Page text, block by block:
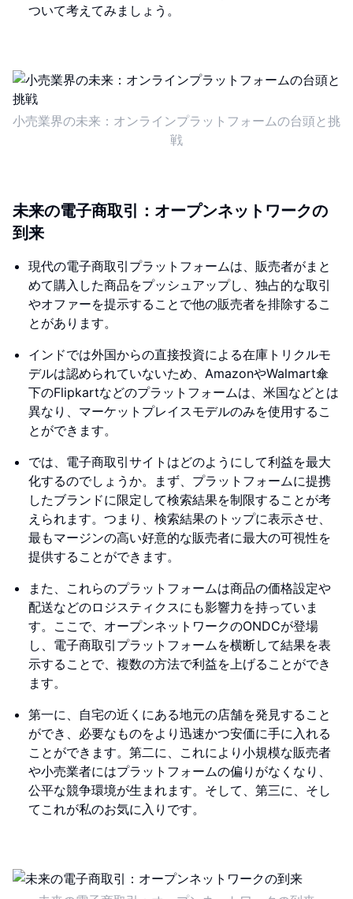
ついて考えてみましょう。
小売業界の未来：オンラインプラットフォームの台頭と挑
戦
未来の電子商取引：オープンネットワークの
到来
現代の電子商取引プラットフォームは、販売者がまと
めて購入した商品をプッシュアップし、独占的な取引
やオファーを提示することで他の販売者を排除するこ
とがあります。
インドでは外国からの直接投資による在庫トリクルモ
デルは認められていないため、AmazonやWalmart傘
下のFlipkartなどのプラットフォームは、米国などとは
異なり、マーケットプレイスモデルのみを使用するこ
とができます。
では、電子商取引サイトはどのようにして利益を最大
化するのでしょうか。まず、プラットフォームに提携
したブランドに限定して検索結果を制限することが考
えられます。つまり、検索結果のトップに表示させ、
最もマージンの高い好意的な販売者に最大の可視性を
提供することができます。
また、これらのプラットフォームは商品の価格設定や
配送などのロジスティクスにも影響力を持っていま
す。ここで、オープンネットワークのONDCが登場
し、電子商取引プラットフォームを横断して結果を表
示することで、複数の方法で利益を上げることができ
ます。
第一に、自宅の近くにある地元の店舗を発見すること
ができ、必要なものをより迅速かつ安価に手に入れる
ことができます。第二に、これにより小規模な販売者
や小売業者にはプラットフォームの偏りがなくなり、
公平な競争環境が生まれます。そして、第三に、そし
てこれが私のお気に入りです。